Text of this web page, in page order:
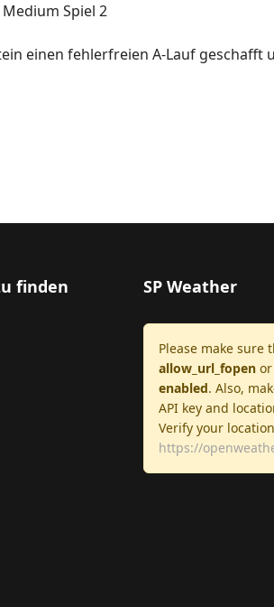
Spiel 2
einen fehlerfreien A-Lauf
finden SP Weather
Please make sure
allow_url_fopen or
enabled. Also,
API key and
Verify your
https://